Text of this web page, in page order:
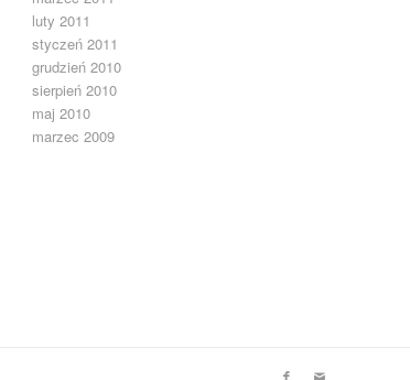
luty 2011
styczeń 2011
grudzień 2010
sierpień 2010
maj 2010
marzec 2009